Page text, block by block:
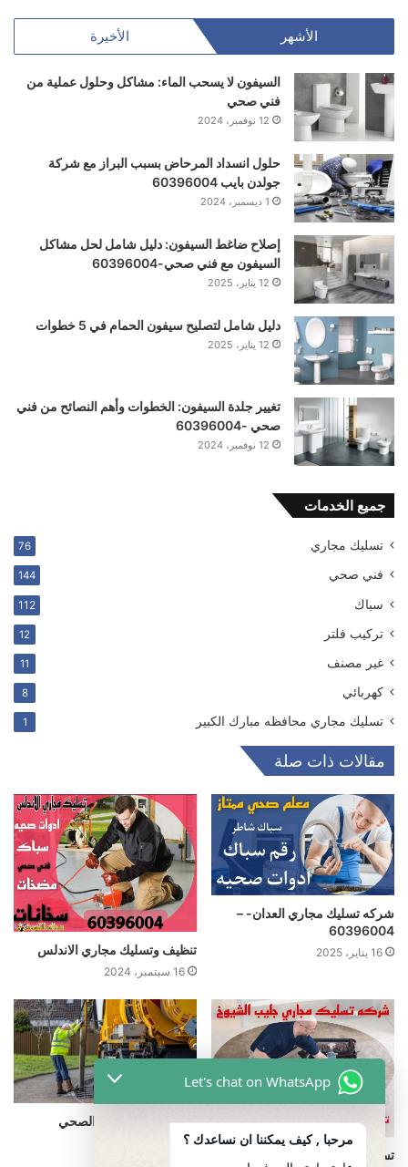
الأشهر الأخيرة
السيفون لا يسحب الماء: مشاكل وحلول عملية من
فني صحي
12 نوفمبر، 2024
حلول انسداد المرحاض بسبب البراز مع شركة
جولدن بايب 60396004
1 ديسمبر، 2024
إصلاح ضاغط السيفون: دليل شامل لحل مشاكل
السيفون مع فني صحي-60396004
12 يناير، 2025
دليل شامل لتصليح سيفون الحمام في 5 خطوات
12 يناير، 2025
تغيير جلدة السيفون: الخطوات وأهم النصائح من فني
صحي -60396004
12 نوفمبر، 2024
جميع الخدمات
تسليك مجاري 76
فني صحي 144
سباك 112
ترکیب فلتر 12
غير مصنف 11
كهربائي 8
تسليك مجاري محافظه مبارك الكبير 1
مقالات ذات صلة
شركه تسليك مجاري العدان- –
60396004
16 يناير، 2025 تنظيف وتسليك مجاري الاندلس
16 سبتمبر، 2024
تسليك مجاري جليب الشيوخ
فتح مجاري الصرف الصحي
23 فبراير، 2025
Let's chat on WhatsApp
مرحبا , كيف يمكننا ان نساعدك ؟